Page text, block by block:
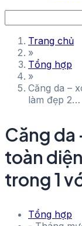
Trang chủ
»
Tổng hợp
»
Căng da –
làm đẹp 2…
Căng da
toàn
trong 1
Tổng hợp